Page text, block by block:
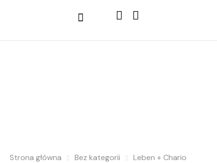
Strona główna Bez kategorii Leben + Chario